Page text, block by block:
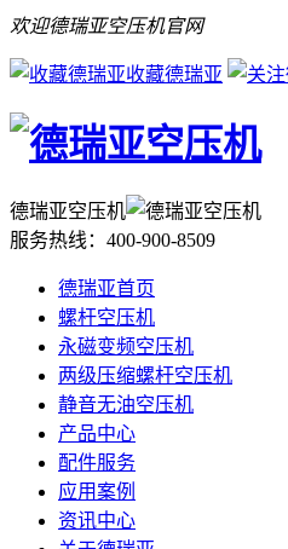
欢迎德瑞亚空压机官网
收藏德瑞亚
德瑞亚空压机
服务热线： 400-900-8509
德瑞亚首页
螺杆空压机
永磁变频空压机
两级压缩螺杆空压机
静音无油空压机
产品中心
配件服务
应用案例
资讯中心